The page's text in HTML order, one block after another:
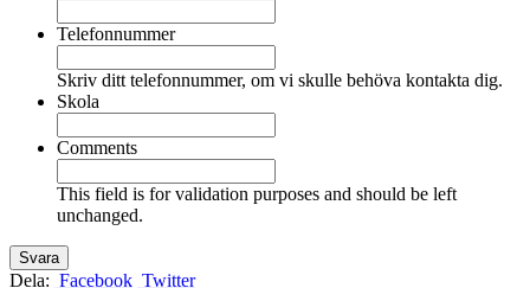
Telefonnummer
Skriv ditt telefonnummer, om vi skulle behöva kontakta dig.
Skola
Comments
This field is for validation purposes and should be left
unchanged.
Dela: Facebook Twitter